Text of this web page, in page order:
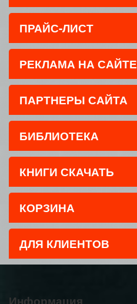
ПРАЙС-ЛИСТ
РЕКЛАМА НА САЙТЕ
ПАРТНЕРЫ САЙТА
БИБЛИОТЕКА
КНИГИ СКАЧАТЬ
КОРЗИНА
ДЛЯ КЛИЕНТОВ
Информация